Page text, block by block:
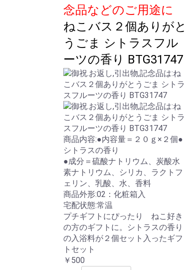
念品などのご用途に
ねこバス２個ありがと
うごま シトラスフル
ーツの香り BTG31747
商品内容:●内容量＝２０ｇ×２個●
シトラスの香り
●成分＝硫酸ナトリウム、炭酸水
素ナトリウム、シリカ、ラクトフ
ェリン、乳酸、水、香料
商品外形:02：化粧箱入
宅配状態:常温
プチギフトにぴったり ねこ好き
の方のギフトに。シトラスの香り
の入浴料が２個セット入ったギフ
トセット
￥500